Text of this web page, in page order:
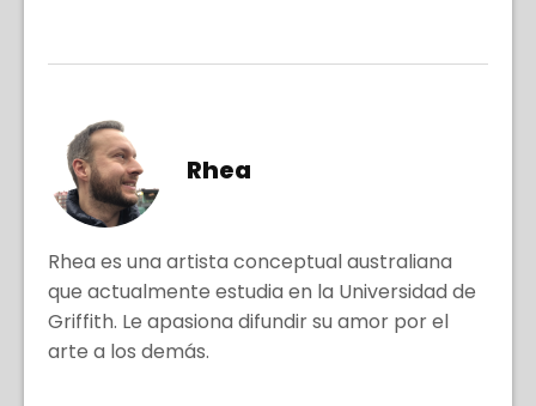
Rhea
Rhea es una artista conceptual australiana
que actualmente estudia en la Universidad de
Griffith. Le apasiona difundir su amor por el
arte a los demás.